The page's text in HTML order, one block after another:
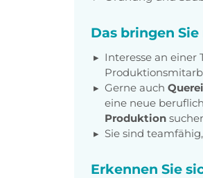
Das bringen
Interesse an einer
Gerne auch
eine neue
Produktion
Sie sind
Erkennen Sie